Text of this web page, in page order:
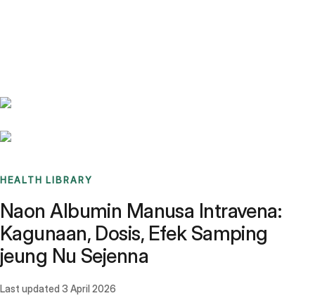
HEALTH LIBRARY
Naon Albumin Manusa Intravena:
Kagunaan, Dosis, Efek Samping
jeung Nu Sejenna
Last updated 3 April 2026